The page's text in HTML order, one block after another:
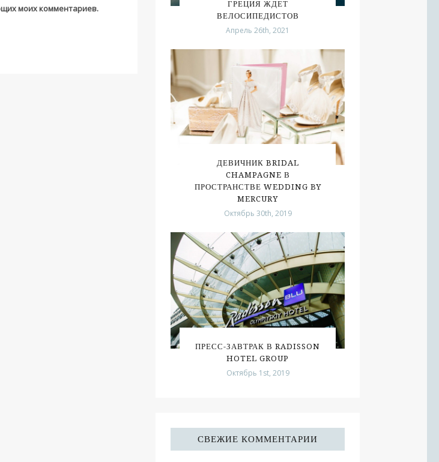
моих комментариев.
ГРЕЦИЯ ЖДЕТ
ВЕЛОСИПЕДИСТОВ
Апрель 26th, 2021
ДЕВИЧНИК BRIDAL
CHAMPAGNE В
ПРОСТРАНСТВЕ WEDDING BY
MERCURY
Октябрь 30th, 2019
ПРЕСС-ЗАВТРАК В RADISSON
HOTEL GROUP
Октябрь 1st, 2019
СВЕЖИЕ КОММЕНТАРИИ